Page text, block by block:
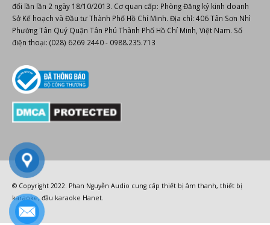
đổi lần lần 2 ngày 18/10/2013. Cơ quan cấp: Phòng Đăng ký kinh doanh
Sở Kế hoạch và Đầu tư Thành Phố Hồ Chí Minh. Địa chỉ: 406 Tân Sơn Nhì
Phường Tân Quý Quận Tân Phú Thành Phố Hồ Chí Minh, Việt Nam. Số
điện thoại: (028) 6269 2440 - 0988.235.713
© Copyright 2022. Phan Nguyễn Audio cung cấp thiết bị âm thanh, thiết bị
karaoke,đầu karaoke Hanet.